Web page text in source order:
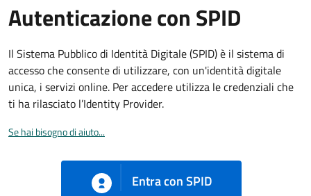
Autenticazione con SPID
Il Sistema Pubblico di Identità Digitale (SPID) è il sistema di
accesso che consente di utilizzare, con un'identità digitale
unica, i servizi online. Per accedere utilizza le credenziali che
ti ha rilasciato l’Identity Provider.
Se hai bisogno di aiuto...
Entra con SPID